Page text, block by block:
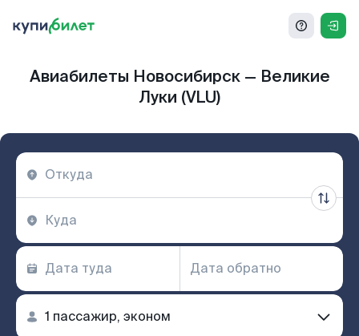
Авиабилеты Новосибирск — Великие
Луки (VLU)